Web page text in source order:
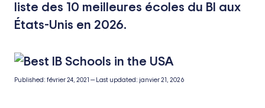
liste des 10 meilleures écoles du BI aux
États-Unis en 2026.
Published: février 24, 2021 — Last updated: janvier 21, 2026